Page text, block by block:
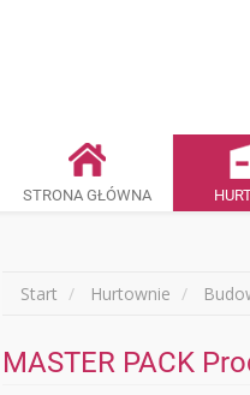
STRONA GŁÓWNA
Start Hurtownie
MASTER PACK